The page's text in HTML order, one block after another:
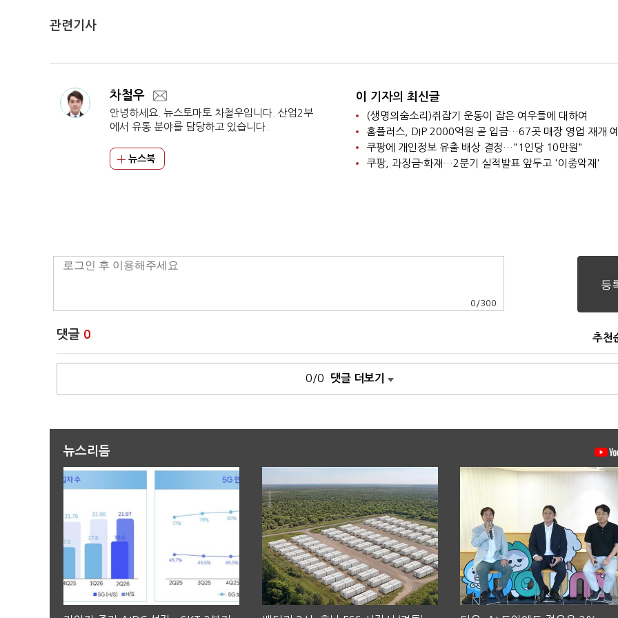
관련기사
차철우
안녕하세요. 뉴스토마토 차철우입니다. 산업2부
에서 유통 분야를 담당하고 있습니다.
뉴스북
이 기자의 최신글
(생명의숨소리)쥐잡기 운동이 잡은 여우들에 대하여
홈플러스, DIP 2000억원 곧 입금…67곳 매장 영업 재개
쿠팡에 개인정보 유출 배상 결정…"1인당 10만원"
쿠팡, 과징금·화재…2분기 실적발표 앞두고 '이중악재'
0 /300
댓글 0 추천
0/0 댓글 더보기
뉴스리듬